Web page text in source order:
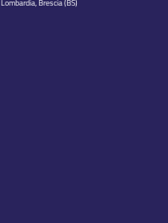
Lombardia, Brescia (BS)